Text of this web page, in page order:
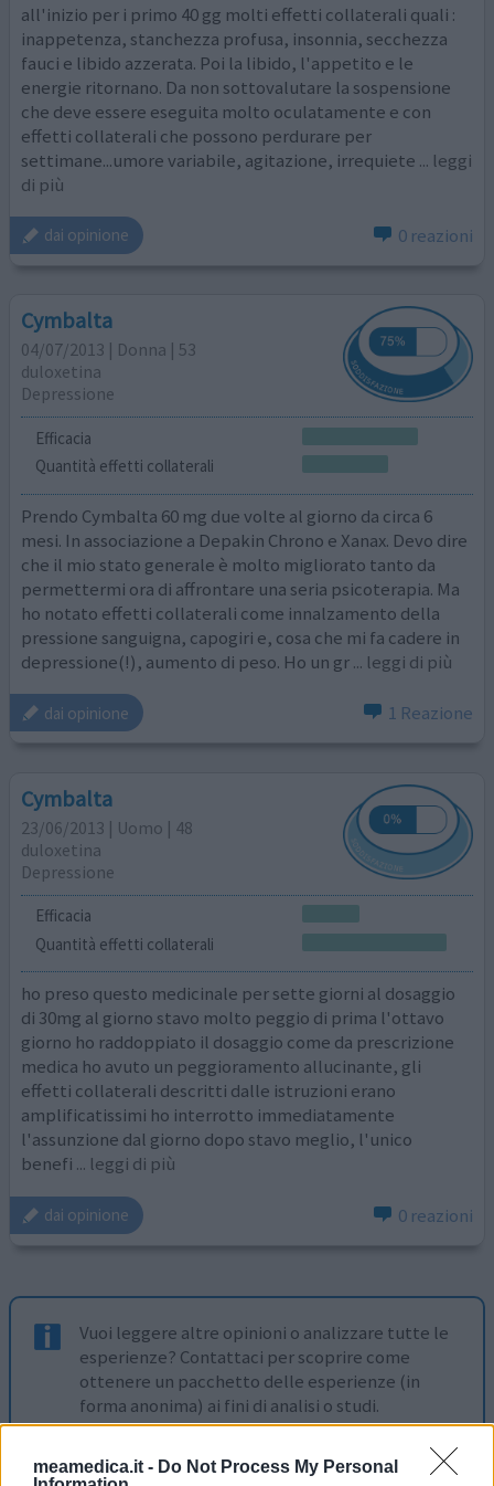
meamedica.it - Do Not Process My Personal
all'inizio per i primo 40 gg molti effetti collaterali quali :
inappetenza, stanchezza profusa, insonnia, secchezza
fauci e libido azzerata. Poi la libido, l'appetito e le
energie ritornano. Da non sottovalutare la sospensione
che deve essere eseguita molto oculatamente e con
effetti collaterali che possono perdurare per
settimane...umore variabile, agitazione, irrequiete ... leggi
di più
dai opinione 0 reazioni
Cymbalta
04/07/2013 | Donna | 53
duloxetina
Depressione
Efficacia
Quantità effetti collaterali
Prendo Cymbalta 60 mg due volte al giorno da circa 6
mesi. In associazione a Depakin Chrono e Xanax. Devo dire
che il mio stato generale è molto migliorato tanto da
permettermi ora di affrontare una seria psicoterapia. Ma
ho notato effetti collaterali come innalzamento della
pressione sanguigna, capogiri e, cosa che mi fa cadere in
depressione(!), aumento di peso. Ho un gr... leggi di più
dai opinione 1 Reazione
Cymbalta
23/06/2013 | Uomo | 48
duloxetina
Depressione
Efficacia
Quantità effetti collaterali
ho preso questo medicinale per sette giorni al dosaggio
di 30mg al giorno stavo molto peggio di prima l'ottavo
giorno ho raddoppiato il dosaggio come da prescrizione
medica ho avuto un peggioramento allucinante, gli
effetti collaterali descritti dalle istruzioni erano
amplificatissimi ho interrotto immediatamente
l'assunzione dal giorno dopo stavo meglio, l'unico
benefi ... leggi di più
dai opinione 0 reazioni
Vuoi leggere altre opinioni o analizzare tutte le
esperienze? Contattaci per scoprire come
ottenere un pacchetto delle esperienze (in
forma anonima) ai fini di analisi o studi.
contattaci